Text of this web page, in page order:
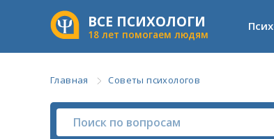
ВСЕ ПСИХОЛОГИ
18 лет помогаем людям
Главная Советы психологов